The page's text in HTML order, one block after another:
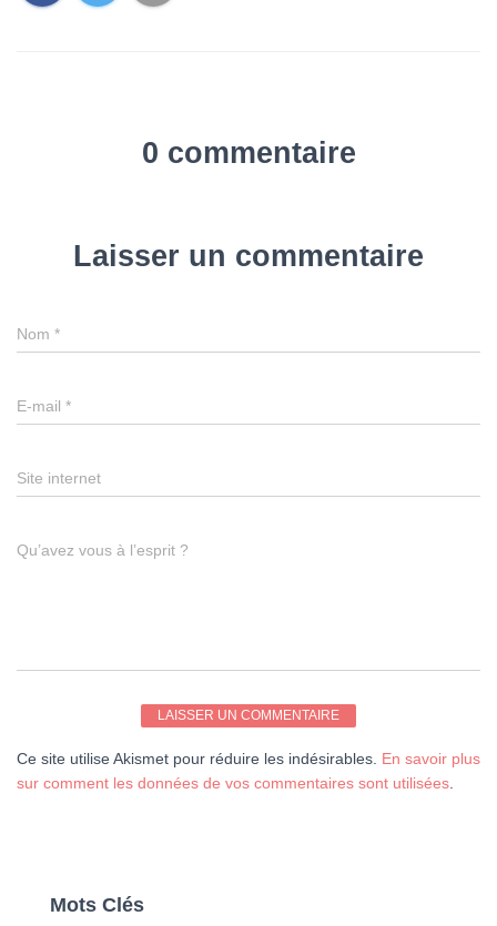
0 commentaire
Laisser un commentaire
Nom *
E-mail *
Site internet
Qu’avez vous à l’esprit ?
Ce site utilise Akismet pour réduire les indésirables. En savoir plus
sur comment les données de vos commentaires sont utilisées
Mots Clés